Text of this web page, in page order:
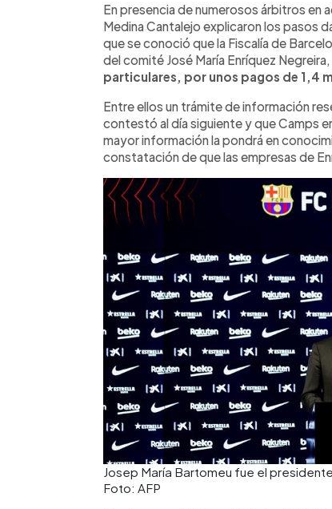
En presencia de numerosos árbitros en
Medina Cantalejo explicaron los pasos
que se conoció que la Fiscalía de
del comité José María Enríquez Negreira,
particulares, por unos pagos de 1,4
Entre ellos un trámite de información
contestó al día siguiente y que Camps
mayor información la pondrá en
constatación de que las empresas de
Josep María Bartomeu fue el
Foto: AFP